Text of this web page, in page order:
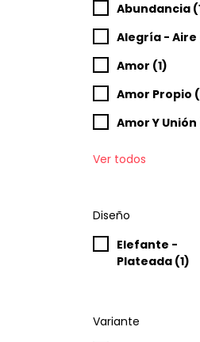
Abundancia
Alegría - Aire
Amor (1)
Amor Propio
Amor Y Unión
Ver todos
Diseño
Elefante -
Plateada (1)
Variante